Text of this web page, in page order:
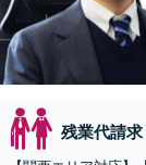
残業代請求